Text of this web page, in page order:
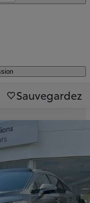
Sauvegardez